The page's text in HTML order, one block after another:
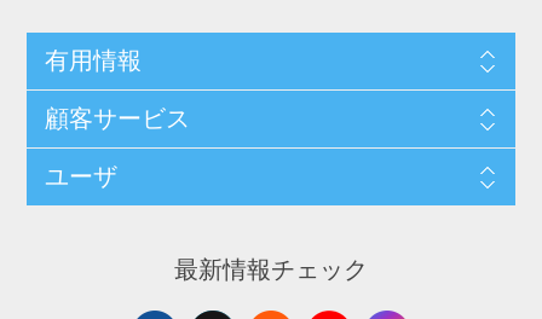
有用情報
顧客サービス
ユーザ
最新情報チェック